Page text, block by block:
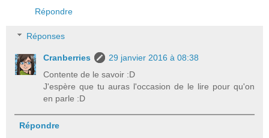
Répondre
Réponses
Cranberries
29 janvier 2016 à 08:38
Contente de le savoir :D
J'espère que tu auras l'occasion de le lire pour qu'on
en parle :D
Répondre